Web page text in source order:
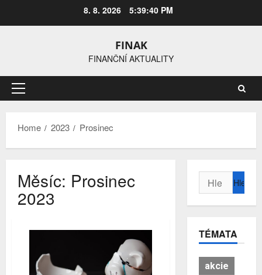
content
8. 8. 2026 5:39:41 PM
FINAK
FINANČNÍ AKTUALITY
Primary
Home
2023 Prosinec
Měsíc: Prosinec
2023
Vyhledávání
TÉMATA
akcie